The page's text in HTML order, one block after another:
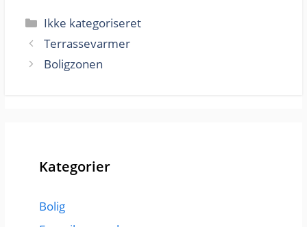
Kategorier
Ikke kategoriseret
Terrassevarmer
Boligzonen
Kategorier
Bolig